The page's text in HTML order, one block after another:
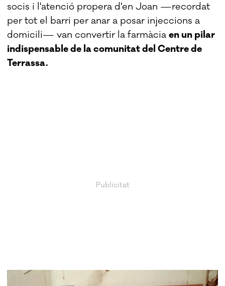
socis i l'atenció propera d'en Joan —recordat
per tot el barri per anar a posar injeccions a
domicili— van convertir la farmàciaen un pilar
indispensable de la comunitat del Centre de
Terrassa.